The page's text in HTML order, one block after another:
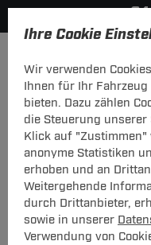
Ihre Cookie
Wir verwenden
Ihnen für Ihr
bieten. Dazu zählen
die Steuerung
Klick auf "Zustimmen"
anonyme Statistiken
erhoben und an
Weitergehende
durch Drittanbieter,
sowie in unserer
Verwendung von
Mein Konto
Falls Sie schon Kunde
hier mit Ihrer E-Mail-
Ich bin bereits
Bitte mit E-Mail-
E-Mail: